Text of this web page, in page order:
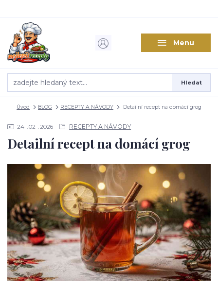
Menu
Hledat
Úvod BLOG RECEPTY A NÁVODY Detailní recept na domácí grog
24 02 2026 RECEPTY A NÁVODY
Detailní recept na domácí grog